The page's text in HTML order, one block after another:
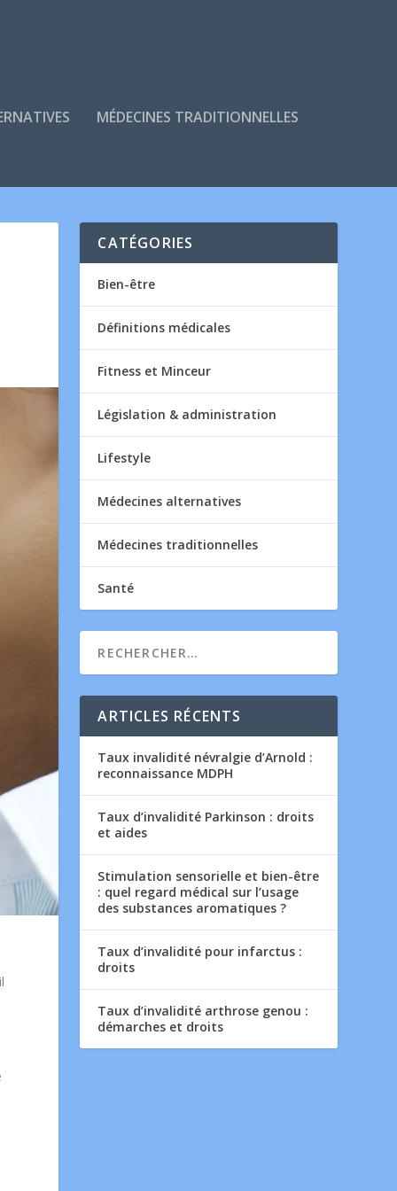
MÉDECINES TRADITIONNELLES
CATÉGORIES
Bien-être
Définitions médicales
Fitness et Minceur
Législation & administration
Lifestyle
Médecines alternatives
Médecines traditionnelles
Santé
ARTICLES RÉCENTS
Taux invalidité névralgie d’Arnold :
reconnaissance MDPH
Taux d’invalidité Parkinson : droits
et aides
Stimulation sensorielle et bien-être
: quel regard médical sur l’usage
des substances aromatiques ?
Taux d’invalidité pour infarctus :
droits
Taux d’invalidité arthrose genou :
démarches et droits